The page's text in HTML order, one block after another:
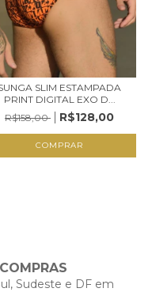
SLIM ESTAMPADA
PRINT DIGITAL EXO D...
R$158,00
R$128,00
COMPRAR
Sudeste e DF em